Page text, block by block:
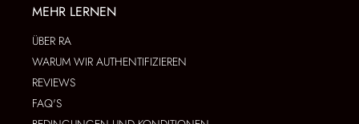
MEHR LERNEN
ÜBER RA
WARUM WIR AUTHENTIFIZIEREN
REVIEWS
FAQ'S